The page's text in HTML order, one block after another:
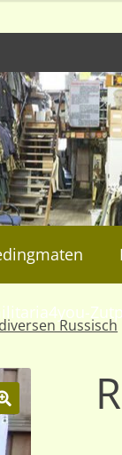
Russisch
🔍